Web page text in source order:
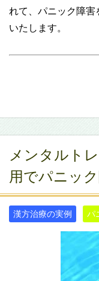
れて、パニック障害
いたします。
メンタルト
用でパニッ
漢方治療の実例 パ